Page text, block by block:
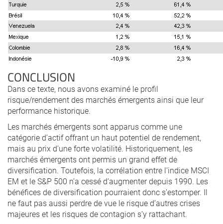
CONCLUSION
Dans ce texte, nous avons examiné le profil
risque/rendement des marchés émergents ainsi que leur
performance historique.
Les marchés émergents sont apparus comme une
catégorie d’actif offrant un haut potentiel de rendement,
mais au prix d’une forte volatilité. Historiquement, les
marchés émergents ont permis un grand effet de
diversification. Toutefois, la corrélation entre l’indice MSCI
EM et le S&P 500 n’a cessé d’augmenter depuis 1990. Les
bénéfices de diversification pourraient donc s’estomper. Il
ne faut pas aussi perdre de vue le risque d’autres crises
majeures et les risques de contagion s’y rattachant.